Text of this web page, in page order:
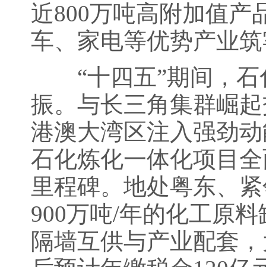
近800万吨高附加值产
车、家电等优势产业
“十四五”期间，石
振。与长三角集群崛
港澳大湾区注入强劲
石化炼化一体化项目
里程碑。地处粤东、
900万吨/年的化工原
隔墙互供与产业配套